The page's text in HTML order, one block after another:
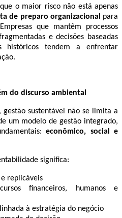
o maior risco não está apenas
de preparo organizacional
para
que mantêm processos
e decisões baseadas
históricos tendem a enfrentar
do discurso ambiental
sustentável não se limita a
um modelo de gestão integrado,
econômico, social e
significa:
e replicáveis
financeiros, humanos e
à estratégia do negócio